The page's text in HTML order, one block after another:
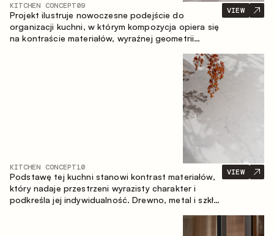
KITCHEN CONCEPT09
Projekt ilustruje nowoczesne podejście do
organizacji kuchni, w którym kompozycja opiera się
na kontraście materiałów, wyraźnej geometrii
stref przechowywania. Układ prosty z wyspą
buduje logiczną strukturę przestrzeni oraz tworzy
wygodną oś komunikacyjną między strefami
VIEW
KITCHEN CONCEPT10
Podstawę tej kuchni stanowi kontrast materiałów,
który nadaje przestrzeni wyrazisty charakter i
podkreśla jej indywidualność. Drewno, metal i szkło
VIEW